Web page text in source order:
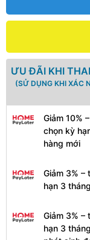
ƯU ĐÃI KHI
(SỬ DỤNG KHI XÁC
Giảm 10%
chọn kỳ
hàng mới
Giảm 3%
hạn 3
Giảm 3%
hạn 3